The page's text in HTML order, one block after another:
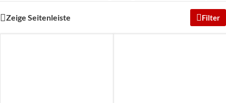
Zeige Seitenleiste Filter